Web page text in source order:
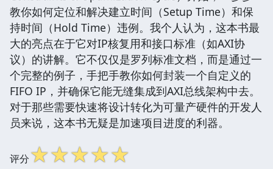
教你如何定位和解决建立时间（Setup Time）和保
持时间（Hold Time）违例。我个人认为，这本书最
大的亮点在于它对IP核复用和接口标准（如AXI协
议）的讲解。它不仅仅是罗列标准文档，而是通过一
个完整的例子，手把手教你如何封装一个自定义的
FIFO IP，并确保它能无缝集成到AXI总线架构中去。
对于那些需要快速将设计转化为可量产硬件的开发人
员来说，这本书无疑是加速项目进度的利器。
评分☆☆☆☆☆